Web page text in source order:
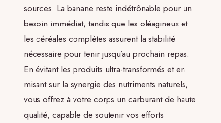
sources. La banane reste indétrônable pour un
besoin immédiat, tandis que les oléagineux et
les céréales complètes assurent la stabilité
nécessaire pour tenir jusqu’au prochain repas.
En évitant les produits ultra-transformés et en
misant sur la synergie des nutriments naturels,
vous offrez à votre corps un carburant de haute
qualité, capable de soutenir vos efforts